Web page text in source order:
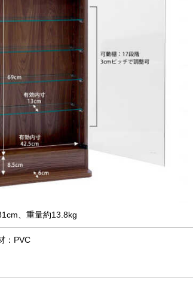
、重量約13.8kg
：PVC